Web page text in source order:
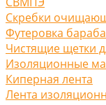
Скребки
Футеровка
Чистящие щетки
Изоляционные
Киперная лента
Лента